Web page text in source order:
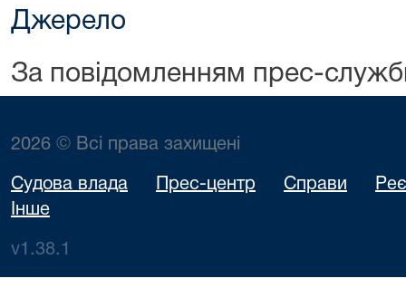
Джерело
За повідомленням прес-
2026 © Всі права захищені
Судова влада Прес-центр Справи
Інше
v1.38.1